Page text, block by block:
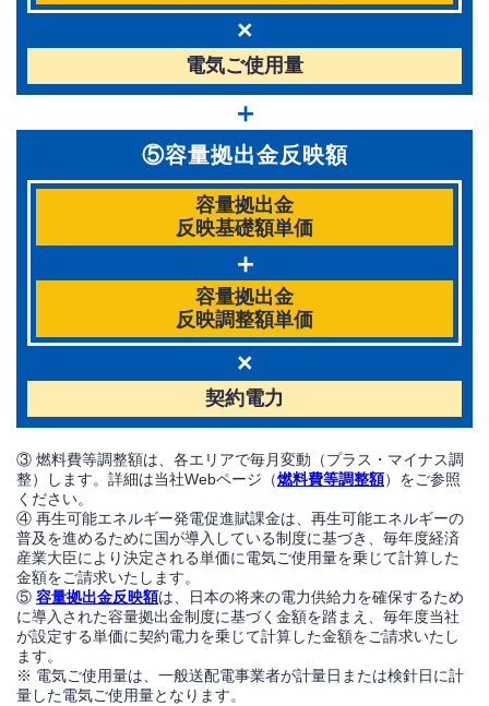
×
電気ご使用量
＋
⑤容量拠出金反映額
容量拠出金
反映基礎額単価
＋
容量拠出金
反映調整額単価
×
契約電力
③ 燃料費等調整額は、各エリアで毎月変動（プラス・マイナス調
整）します。詳細は当社Webページ（燃料費等調整額）をご参照
ください。
④ 再生可能エネルギー発電促進賦課金は、再生可能エネルギーの
普及を進めるために国が導入している制度に基づき、毎年度経済
産業大臣により決定される単価に電気ご使用量を乗じて計算した
金額をご請求いたします。
⑤ 容量拠出金反映額は、日本の将来の電力供給力を確保するため
に導入された容量拠出金制度に基づく金額を踏まえ、毎年度当社
が設定する単価に契約電力を乗じて計算した金額をご請求いたし
ます。
※ 電気ご使用量は、一般送配電事業者が計量日または検針日に計
量した電気ご使用量となります。